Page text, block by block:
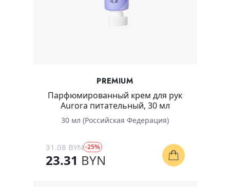
PREMIUM
Парфюмированный крем для рук
Aurora питательный, 30 мл
30 мл (Российская Федерация)
31.08 BYN -25%
23.31 BYN